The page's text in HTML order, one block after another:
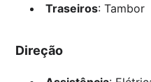
Traseiros: Tambor
Direção